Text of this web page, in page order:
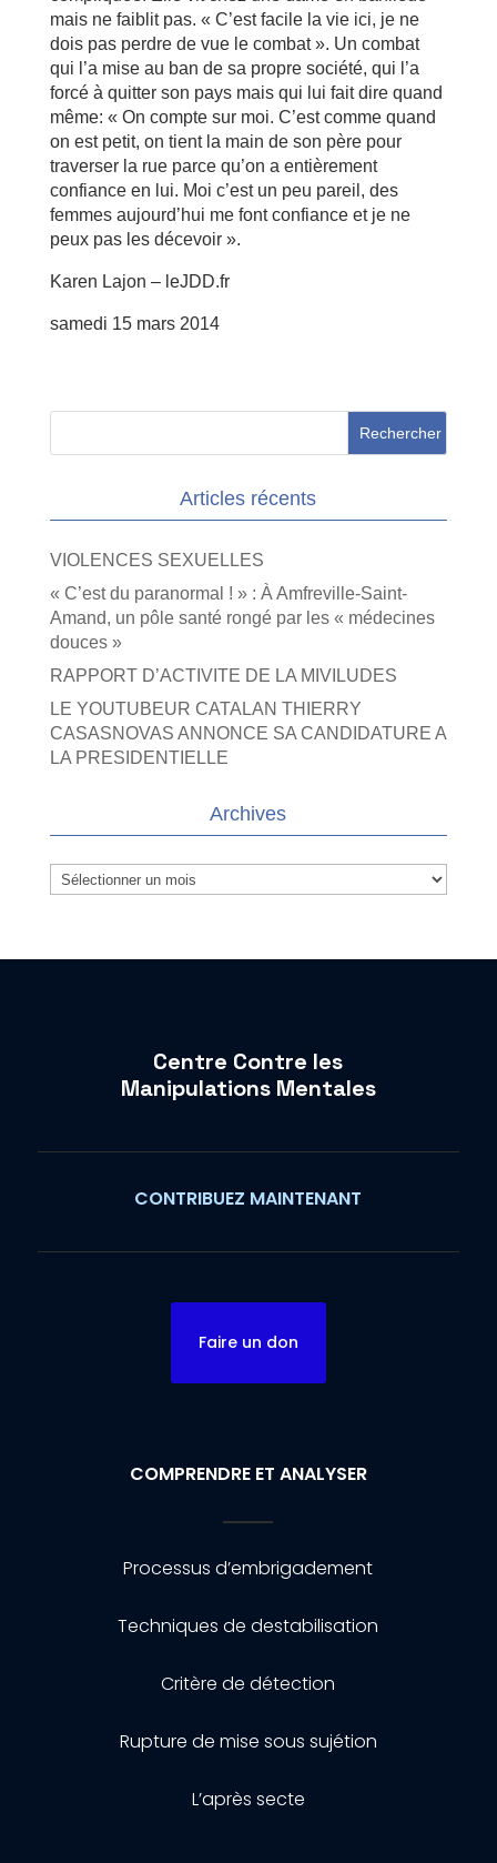
mais ne faiblit pas. « C’est facile la vie ici, je ne
dois pas perdre de vue le combat ». Un combat
qui l’a mise au ban de sa propre société, qui l’a
forcé à quitter son pays mais qui lui fait dire quand
même: « On compte sur moi. C’est comme quand
on est petit, on tient la main de son père pour
traverser la rue parce qu’on a entièrement
confiance en lui. Moi c’est un peu pareil, des
femmes aujourd’hui me font confiance et je ne
peux pas les décevoir ».
Karen Lajon – leJDD.fr
samedi 15 mars 2014
Articles récents
VIOLENCES SEXUELLES
« C’est du paranormal ! » : À Amfreville-Saint-
Amand, un pôle santé rongé par les « médecines
douces »
RAPPORT D’ACTIVITE DE LA MIVILUDES
LE YOUTUBEUR CATALAN THIERRY
CASASNOVAS ANNONCE SA CANDIDATURE A
LA PRESIDENTIELLE
Archives
Archives
Centre Contre les
Manipulations Mentales
CONTRIBUEZ MAINTENANT
Faire un don
COMPRENDRE ET ANALYSER
Processus d’embrigadement
Techniques de destabilisation
Critère de détection
Rupture de mise sous sujétion
L’après secte